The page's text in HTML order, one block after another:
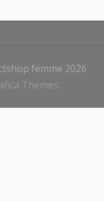
femme 2026
Themes.